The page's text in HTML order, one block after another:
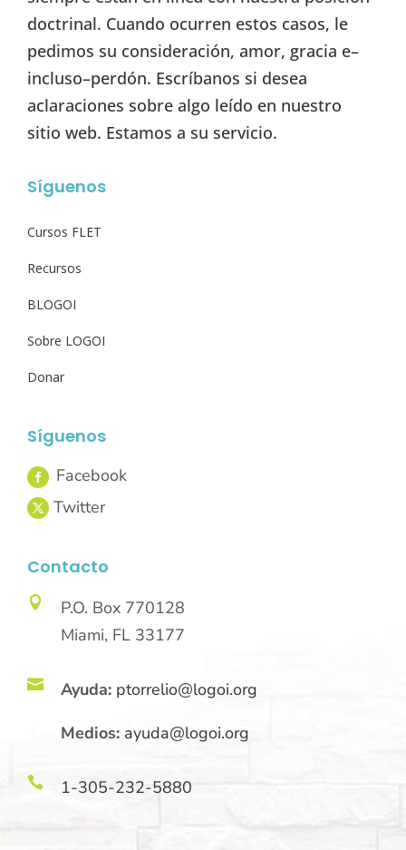
doctrinal. Cuando ocurren estos casos, le
pedimos su consideración, amor, gracia e–
incluso–perdón. Escríbanos si desea
aclaraciones sobre algo leído en nuestro
sitio web. Estamos a su servicio.
Síguenos
Cursos FLET
Recursos
BLOGOI
Sobre LOGOI
Donar
Síguenos
Contacto

P.O. Box 770128
Miami, FL 33177
 Ayuda: ptorrelio@logoi.org
Medios: ayuda@logoi.org
 1-305-232-5880